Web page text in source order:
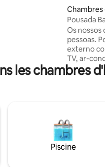
commentaires : 4,6 sur 5
Chambres
ul
Pousada
Os nossos
pessoas.
externo
TV, ar-
teto,
duplos
les chambres
Piscine